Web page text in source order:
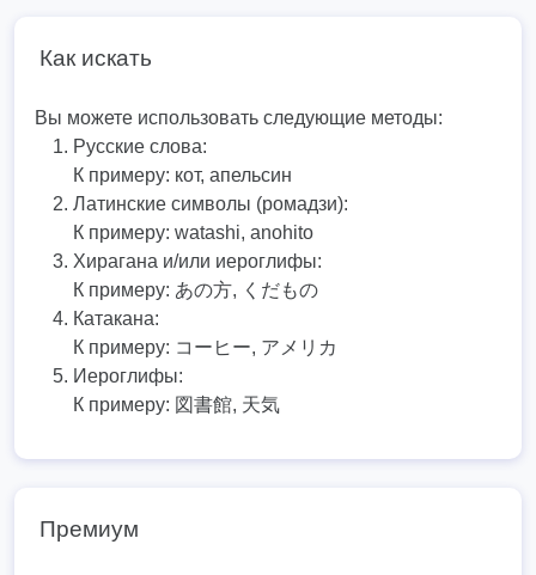
Как искать
Вы можете использовать следующие методы:
Русские слова:
К примеру: кот, апельсин
Латинские символы (ромадзи):
К примеру: watashi, anohito
Хирагана и/или иероглифы:
К примеру: あの方, くだもの
Катакана:
К примеру: コーヒー, アメリカ
Иероглифы:
К примеру: 図書館, 天気
Премиум